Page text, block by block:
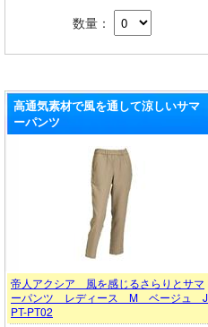
数量：
高通気素材で風を通して涼しいサマ
ーパンツ
帝人アクシア 風を感じるさらりとサマ
ーパンツ レディース M ベージュ J
PT-PT02